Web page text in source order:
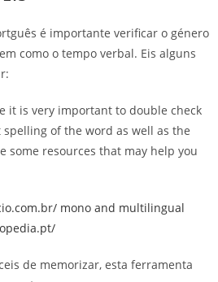
é importante verificar o género
como o tempo verbal. Eis alguns
it is very important to double check
of the word as well as the
some resources that may help you
mono and multilingual
de memorizar, esta ferramenta